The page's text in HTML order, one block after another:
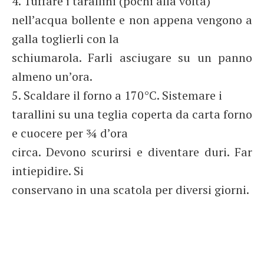
nell’acqua bollente e non appena vengono a
galla toglierli con la
schiumarola. Farli asciugare su un panno
almeno un’ora.
5. Scaldare il forno a 170°C. Sistemare i
tarallini su una teglia coperta da carta forno
e cuocere per ¾ d’ora
circa. Devono scurirsi e diventare duri. Far
intiepidire. Si
conservano in una scatola per diversi giorni.